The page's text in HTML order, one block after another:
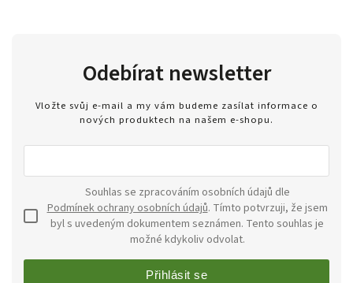
Odebírat newsletter
Vložte svůj e-mail a my vám budeme zasílat informace o
nových produktech na našem e-shopu.
Podmínek ochrany osobních údajů. Tímto potvrzuji, že jsem
byl s uvedeným dokumentem seznámen. Tento souhlas je
možné kdykoliv odvolat.
Přihlásit se